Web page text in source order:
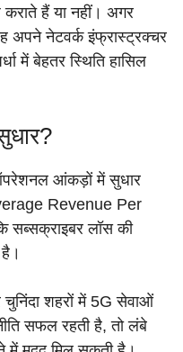
हैं या नहीं। अगर
अपने नेटवर्क इंफ्रास्ट्रक्चर
में बेहतर स्थिति हासिल
आंकड़ों में सुधार
Revenue Per
सब्सक्राइबर लॉस की
शहरों में 5G सेवाओं
सफल रहती है, तो लंबे